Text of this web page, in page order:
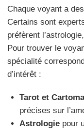
Chaque voyant a
Certains sont
préfèrent
Pour trouver le
spécialité
d’intérêt :
Tarot et
précises sur
Astrologie pour